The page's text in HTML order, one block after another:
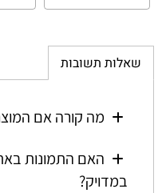
שאלות תשובות
מה קורה אם
האם התמונות
במדויק?